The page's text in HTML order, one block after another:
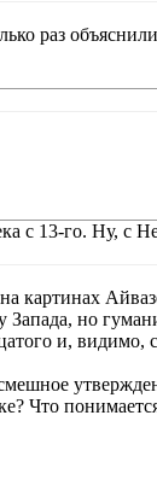
раз
с 13-го. Ну, с
картинах
но
и, видимо,
Что